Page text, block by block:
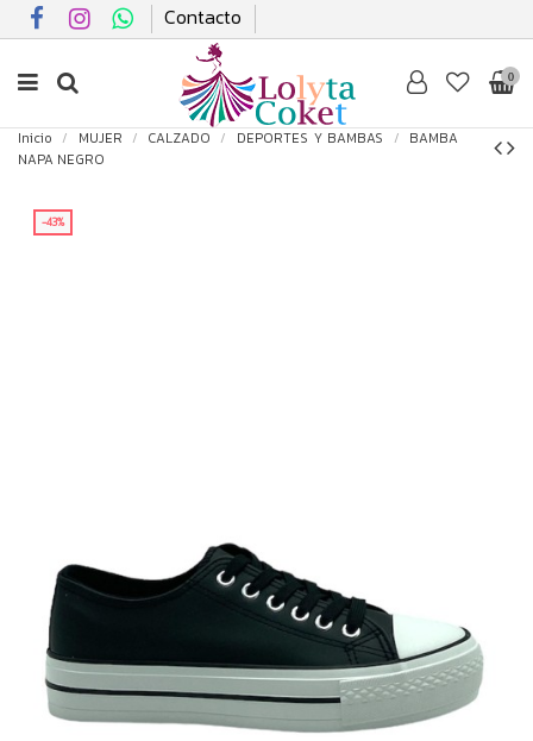
Contacto
0
Inicio MUJER CALZADO DEPORTES Y BAMBAS
BAMBA
NAPA NEGRO
-43%